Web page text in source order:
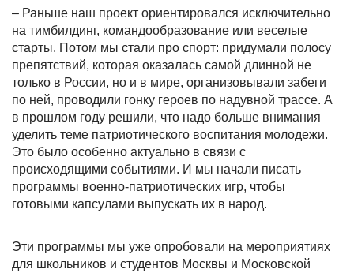
– Раньше наш проект ориентировался исключительно
на тимбилдинг, командообразование или веселые
старты. Потом мы стали про спорт: придумали полосу
препятствий, которая оказалась самой длинной не
только в России, но и в мире, организовывали забеги
по ней, проводили гонку героев по надувной трассе. А
в прошлом году решили, что надо больше внимания
уделить теме патриотического воспитания молодежи.
Это было особенно актуально в связи с
происходящими событиями. И мы начали писать
программы военно-патриотических игр, чтобы
готовыми капсулами выпускать их в народ.
Эти программы мы уже опробовали на мероприятиях
для школьников и студентов Москвы и Московской